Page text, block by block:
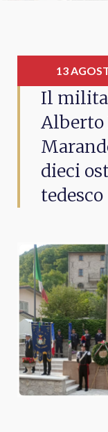
13
Il
Alberto
dieci
tedesco